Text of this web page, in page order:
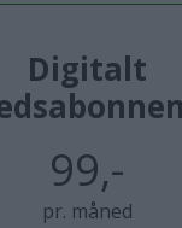
Digitalt
99,-
pr. måned